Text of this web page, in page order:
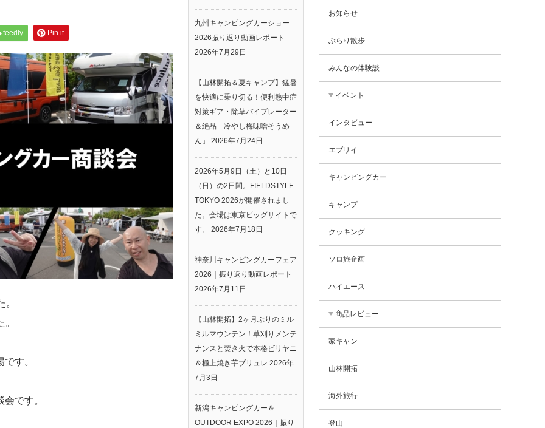
feedly Pin it
す。
です。
九州キャンピングカーショー
2026振り返り動画レポート
2026年7月29日
【山林開拓＆夏キャンプ】猛暑
を快適に乗り切る！便利熱中症
対策ギア・除草バイブレーター
＆絶品「冷やし梅味噌そうめ
ん」
2026年7月24日
2026年5月9日（土）と10日
（日）の2日間。FIELDSTYLE
TOKYO 2026が開催されまし
た。会場は東京ビッグサイトで
す。
2026年7月18日
神奈川キャンピングカーフェア
2026｜振り返り動画レポート
2026年7月11日
【山林開拓】2ヶ月ぶりのミル
ミルマウンテン！草刈りメンテ
ナンスと焚き火で本格ビリヤニ
＆極上焼き芋ブリュレ 2026年
7月3日
新潟キャンピングカー＆
OUTDOOR EXPO 2026｜振り
お知らせ
ぶらり散歩
みんなの体験談
イベント
インタビュー
エブリイ
キャンピングカー
キャンプ
クッキング
ソロ旅企画
ハイエース
商品レビュー
家キャン
山林開拓
海外旅行
登山